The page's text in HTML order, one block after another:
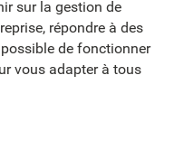
sur la gestion de
répondre à des
de fonctionner
vous adapter à tous